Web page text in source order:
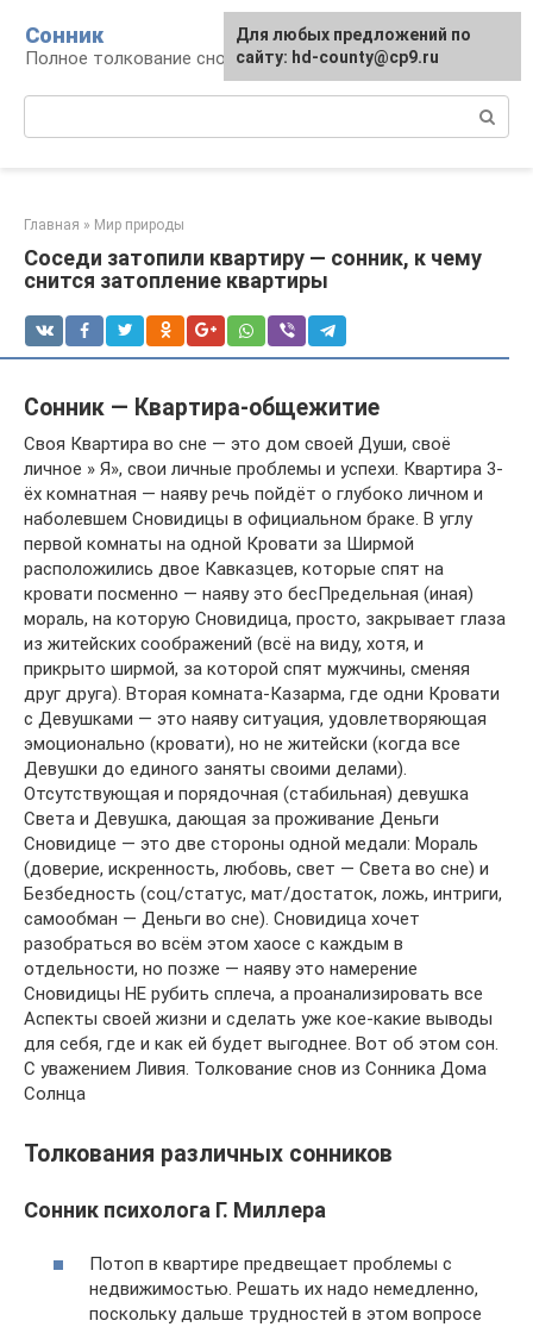
контенту
Сонник
Полное толкование снов
Главная » Мир природы
Соседи затопили квартиру — сонник, к чему
снится затопление квартиры
Сонник — Квартира-общежитие
Своя Квартира во сне — это дом своей Души, своё
личное » Я», свои личные проблемы и успехи. Квартира 3-
ёх комнатная — наяву речь пойдёт о глубоко личном и
наболевшем Сновидицы в официальном браке. В углу
первой комнаты на одной Кровати за Ширмой
расположились двое Кавказцев, которые спят на
кровати посменно — наяву это бесПредельная (иная)
мораль, на которую Сновидица, просто, закрывает глаза
из житейских соображений (всё на виду, хотя, и
прикрыто ширмой, за которой спят мужчины, сменяя
друг друга). Вторая комната-Казарма, где одни Кровати
с Девушками — это наяву ситуация, удовлетворяющая
эмоционально (кровати), но не житейски (когда все
Девушки до единого заняты своими делами).
Отсутствующая и порядочная (стабильная) девушка
Света и Девушка, дающая за проживание Деньги
Сновидице — это две стороны одной медали: Мораль
(доверие, искренность, любовь, свет — Света во сне) и
Безбедность (соц/статус, мат/достаток, ложь, интриги,
самообман — Деньги во сне). Сновидица хочет
разобраться во всём этом хаосе с каждым в
отдельности, но позже — наяву это намерение
Сновидицы НЕ рубить сплеча, а проанализировать все
Аспекты своей жизни и сделать уже кое-какие выводы
для себя, где и как ей будет выгоднее. Вот об этом сон.
С уважением Ливия. Толкование снов из Сонника Дома
Солнца
Толкования различных сонников
Сонник психолога Г. Миллера
Потоп в квартире предвещает проблемы с
недвижимостью. Решать их надо немедленно,
поскольку дальше трудностей в этом вопросе
Для любых предложений по
сайту: hd-county@cp9.ru